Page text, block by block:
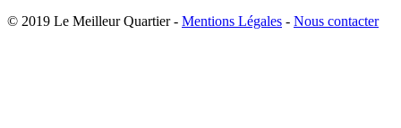
© 2019 Le Meilleur Quartier - Mentions Légales - Nous contacter